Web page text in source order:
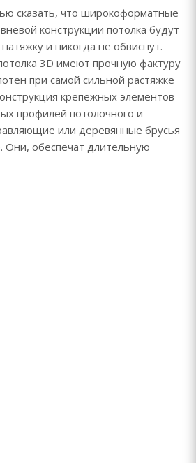
сказать, что широкоформатные
конструкции потолка будут
и никогда не обвиснут.
3D имеют прочную фактуру
при самой сильной растяжке
крепежных элементов –
профилей потолочного и
или деревянные брусья
Они, обеспечат длительную